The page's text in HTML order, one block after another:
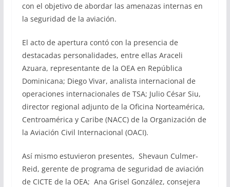
con el objetivo de abordar las amenazas internas en
la seguridad de la aviación.
El acto de apertura contó con la presencia de
destacadas personalidades, entre ellas Araceli
Azuara, representante de la OEA en República
Dominicana; Diego Vivar, analista internacional de
operaciones internacionales de TSA; Julio César Siu,
director regional adjunto de la Oficina Norteamérica,
Centroamérica y Caribe (NACC) de la Organización de
la Aviación Civil Internacional (OACI).
Así mismo estuvieron presentes, Shevaun Culmer-
Reid, gerente de programa de seguridad de aviación
de CICTE de la OEA; Ana Grisel González, consejera